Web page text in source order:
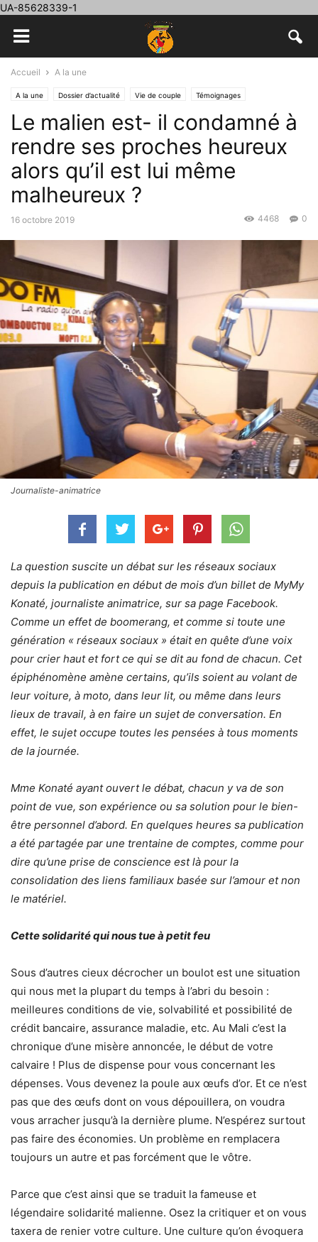
UA-85628339-1
Accueil A la une
A la une Dossier d’actualité Vie de couple Témoignages
Le malien est- il condamné à
rendre ses proches heureux
alors qu’il est lui même
malheureux ?
16 octobre 2019 0
4468
Journaliste-animatrice
La question suscite un débat sur les réseaux sociaux
depuis la publication en début de mois d’un billet de MyMy
Konaté, journaliste animatrice, sur sa page Facebook.
Comme un effet de boomerang, et comme si toute une
génération « réseaux sociaux » était en quête d’une voix
pour crier haut et fort ce qui se dit au fond de chacun. Cet
épiphénomène amène certains, qu’ils soient au volant de
leur voiture, à moto, dans leur lit, ou même dans leurs
lieux de travail, à en faire un sujet de conversation. En
effet, le sujet occupe toutes les pensées à tous moments
de la journée.
Mme Konaté ayant ouvert le débat, chacun y va de son
point de vue, son expérience ou sa solution pour le bien-
être personnel d’abord. En quelques heures sa publication
a été partagée par une trentaine de comptes, comme pour
dire qu’une prise de conscience est là pour la
consolidation des liens familiaux basée sur l’amour et non
le matériel.
Cette solidarité qui nous tue à petit feu
Sous d’autres cieux décrocher un boulot est une situation
qui nous met la plupart du temps à l’abri du besoin :
meilleures conditions de vie, solvabilité et possibilité de
crédit bancaire, assurance maladie, etc. Au Mali c’est la
chronique d’une misère annoncée, le début de votre
calvaire ! Plus de dispense pour vous concernant les
dépenses. Vous devenez la poule aux œufs d’or. Et ce n’est
pas que des œufs dont on vous dépouillera, on voudra
vous arracher jusqu’à la dernière plume. N’espérez surtout
pas faire des économies. Un problème en remplacera
toujours un autre et pas forcément que le vôtre.
Parce que c’est ainsi que se traduit la fameuse et
légendaire solidarité malienne. Osez la critiquer et on vous
taxera de renier votre culture. Une culture qu’on évoquera